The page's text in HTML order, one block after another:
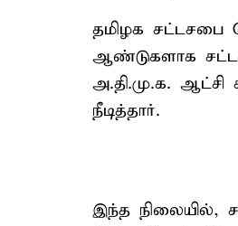
தமிழக சட்டசபை
ஆண்டுகளாக
அ.தி.மு.க.
நீடித்தார்.
இந்த நிலையில்,